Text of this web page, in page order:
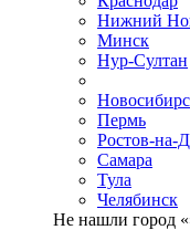
Нижний
Минск
Нур-Султан
Пермь
Ростов-на-
Самара
Тула
Челябинск
Не нашли город «